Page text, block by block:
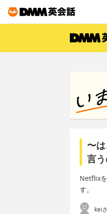
〜
言う
Netflix
す。
kei